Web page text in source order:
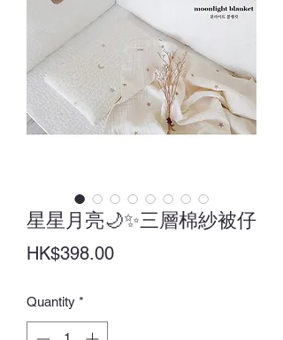
星星月亮🌙✨三層棉紗被仔
HK$398.00Price
Quantity *